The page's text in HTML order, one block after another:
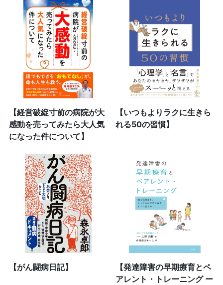
【経営破綻寸前の病院が大
感動を売ってみたら大人気
になった件について】
【いつもよりラクに生きら
れる50の習慣】
【がん闘病日記】
【発達障害の早期療育とペ
アレント・トレーニング ー